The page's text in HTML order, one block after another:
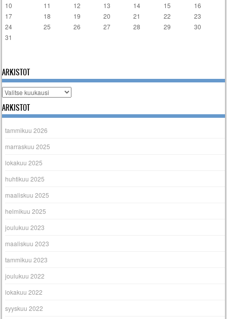
10
11 12 13 14 15
16
17
18 19 20 21 22
23
24
25 26 27 28 29
30
31
ARKISTOT
Arkistot
ARKISTOT
tammikuu 2026
marraskuu 2025
lokakuu 2025
huhtikuu 2025
maaliskuu 2025
helmikuu 2025
joulukuu 2023
maaliskuu 2023
tammikuu 2023
joulukuu 2022
lokakuu 2022
syyskuu 2022